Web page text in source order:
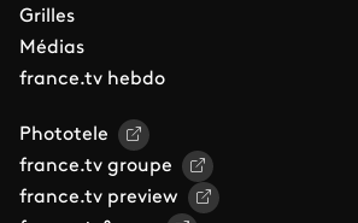
Grilles
Médias
france.tv hebdo
Phototele
france.tv groupe
france.tv preview